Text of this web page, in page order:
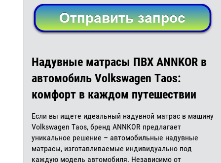
Надувные матрасы ПВХ ANNKOR в
автомобиль Volkswagen Taos:
комфорт в каждом путешествии
Если вы ищете идеальный надувной матрас в машину
Volkswagen Taos, бренд ANNKOR предлагает
уникальное решение – автомобильные надувные
матрасы, изготавливаемые индивидуально под
каждую модель автомобиля. Независимо от